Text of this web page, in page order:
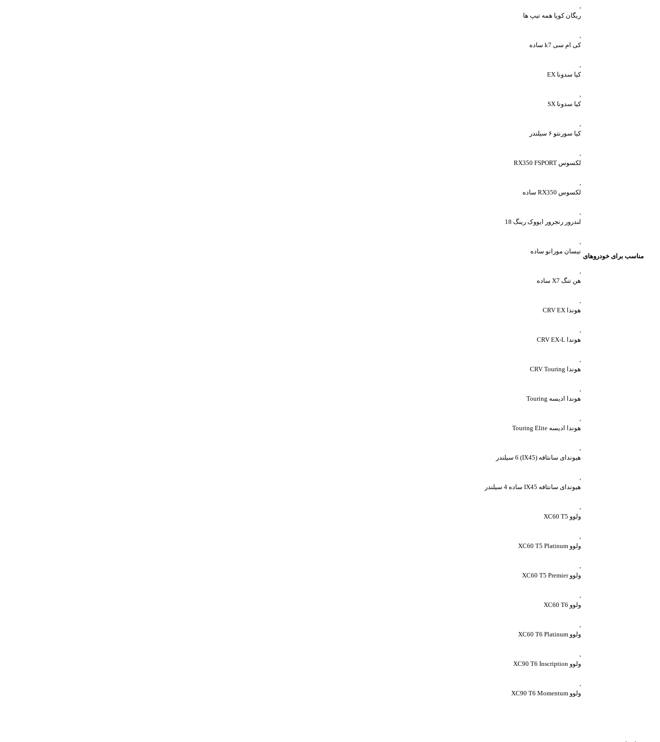
مناسب برای خودروهای
,
ریگان کوپا همه تیپ ها
,
کی ام سی k7 ساده
,
کیا سدونا EX
,
کیا سدونا SX
,
کیا سورنتو ۶ سیلندر
,
لکسوس RX350 FSPORT
,
لکسوس RX350 ساده
,
لندرور رنجرور ایووک رینگ 18
,
نیسان مورانو ساده
,
هن تنگ X7 ساده
,
هوندا CRV EX
,
هوندا CRV EX-L
,
هوندا CRV Touring
,
هوندا ادیسه Touring
,
هوندا ادیسه Touring Elite
,
هیوندای سانتافه (IX45) 6 سیلندر
,
هیوندای سانتافه IX45 ساده 4 سیلندر
,
ولوو XC60 T5
,
ولوو XC60 T5 Platinum
,
ولوو XC60 T5 Premier
,
ولوو XC60 T6
,
ولوو XC60 T6 Platinum
,
ولوو XC90 T6 Inscription
,
ولوو XC90 T6 Momentum